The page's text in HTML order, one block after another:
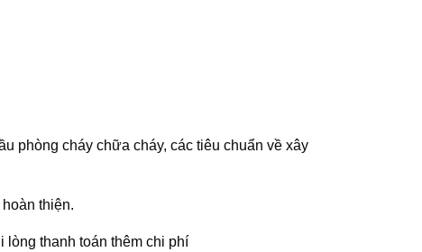
phòng cháy chữa cháy, các tiêu chuẩn về xây
thiện.
lòng thanh toán thêm chi phí